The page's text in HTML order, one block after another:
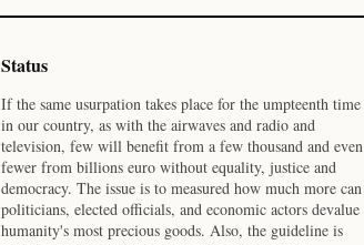
Status
If the same usurpation takes place for the umpteenth time
in our country, as with the airwaves and radio and
television, few will benefit from a few thousand and even
fewer from billions euro without equality, justice and
democracy. The issue is to measured how much more can
politicians, elected officials, and economic actors devalue
humanity's most precious goods. Also, the guideline is